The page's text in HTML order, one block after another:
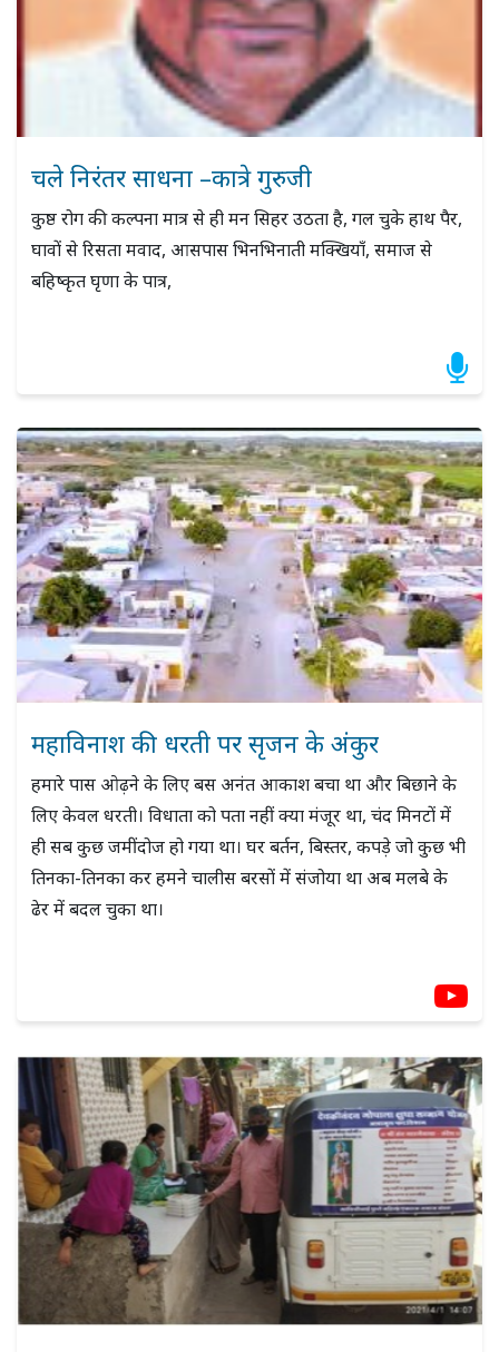
चले निरंतर साधना –कात्रे गुरुजी
कुष्ठ रोग की कल्पना मात्र से ही मन सिहर उठता है, गल चुके हाथ पैर,
घावों से रिसता मवाद, आसपास भिनभिनाती मक्खियाँ, समाज से
बहिष्कृत घृणा के पात्र,
महाविनाश की धरती पर सृजन के अंकुर
हमारे पास ओढ़ने के लिए बस अनंत आकाश बचा था और बिछाने के
लिए केवल धरती। विधाता को पता नहीं क्या मंजूर था, चंद मिनटों में
ही सब कुछ जमींदोज हो गया था। घर बर्तन, बिस्तर, कपड़े जो कुछ भी
तिनका-तिनका कर हमने चालीस बरसों में संजोया था अब मलबे के
ढेर में बदल चुका था।